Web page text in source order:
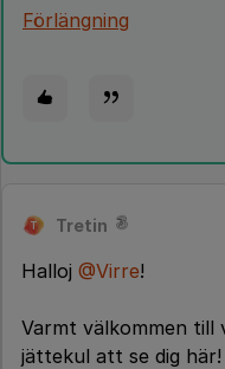
Förlängning
T Tretin
Halloj @Virre!
Varmt välkommen till
jättekul att se dig här!